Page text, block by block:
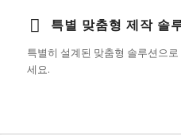
특별 맞춤형 제작 솔
특별히 설계된 맞춤형 솔루션으
세요.